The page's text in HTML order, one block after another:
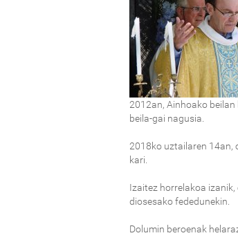
2012an, Ainhoako
beila-gai nagusia.
2018ko uztailaren 14an,
kari.
Izaitez horrelakoa
diosesako fededunekin.
Dolumin beroenak